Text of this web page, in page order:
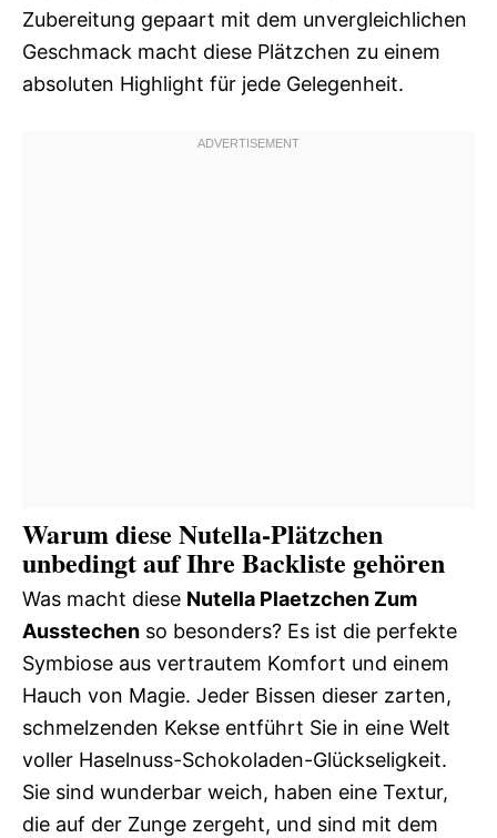
Zubereitung gepaart mit dem unvergleichlichen
Geschmack macht diese Plätzchen zu einem
absoluten Highlight für jede Gelegenheit.
Warum diese Nutella-Plätzchen
unbedingt auf Ihre Backliste gehören
Was macht diese Nutella Plaetzchen Zum
Ausstechen so besonders? Es ist die perfekte
Symbiose aus vertrautem Komfort und einem
Hauch von Magie. Jeder Bissen dieser zarten,
schmelzenden Kekse entführt Sie in eine Welt
voller Haselnuss-Schokoladen-Glückseligkeit.
Sie sind wunderbar weich, haben eine Textur,
die auf der Zunge zergeht, und sind mit dem